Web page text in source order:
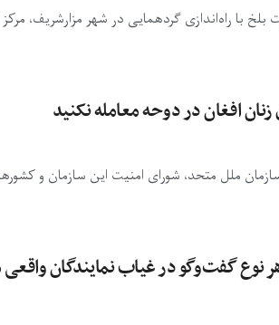
افغان در دوحه معامله نکنید
ملل متحد، شورای امنیت این سازمان و
گفت‌وگو در غیاب نمایندگان واقعی